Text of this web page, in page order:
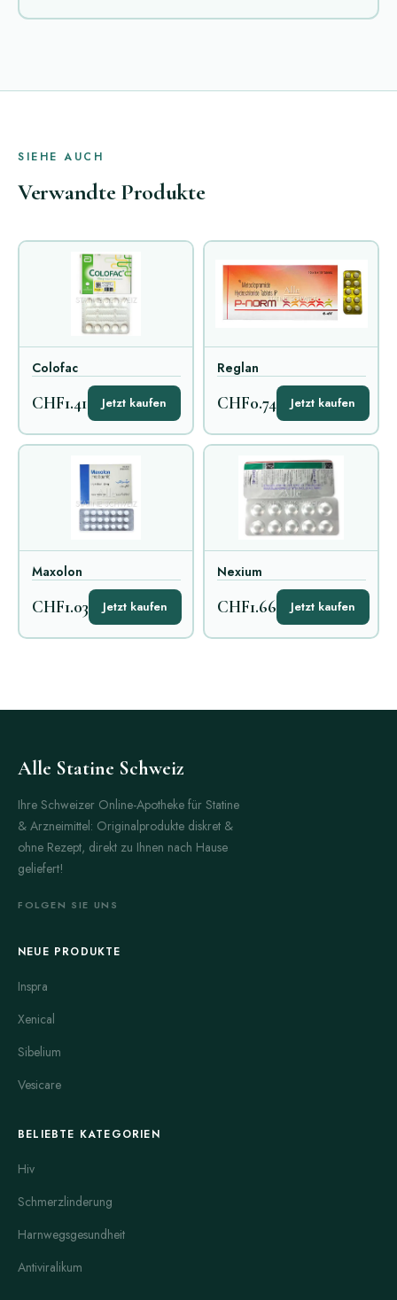
SIEHE AUCH
Verwandte Produkte
Colofac
CHF1.41 Jetzt kaufen
Reglan
CHF0.74 Jetzt kaufen
Maxolon
CHF1.03 Jetzt kaufen
Nexium
CHF1.66 Jetzt kaufen
Alle Statine Schweiz
Ihre Schweizer Online-Apotheke für Statine
& Arzneimittel: Originalprodukte diskret &
ohne Rezept, direkt zu Ihnen nach Hause
geliefert!
FOLGEN SIE UNS
NEUE PRODUKTE
Inspra
Xenical
Sibelium
Vesicare
BELIEBTE KATEGORIEN
Hiv
Schmerzlinderung
Harnwegsgesundheit
Antiviralikum